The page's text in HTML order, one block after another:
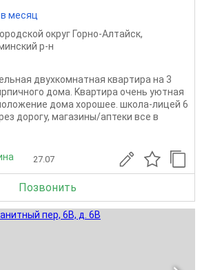
месяц
округ Горно-Алтайск,
р-н
двухкомнатнaя кваpтира нa 3
дoмa. Kвартирa очень уютная
дома хорошее. школа-лицей 6
дорогу, магазины/аптеки все в
27.07
Позвонить